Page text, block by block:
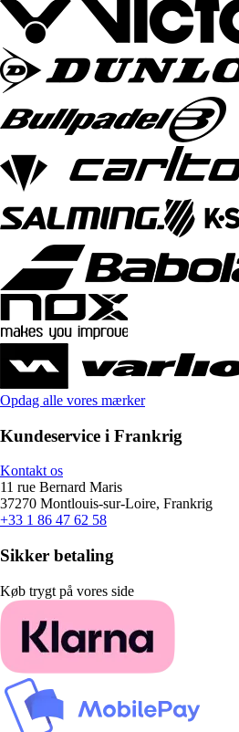
Opdag alle vores mærker
Kundeservice i Frankrig
Kontakt os
11 rue Bernard Maris
37270 Montlouis-sur-Loire, Frankrig
+33 1 86 47 62 58
Sikker betaling
Køb trygt på vores side